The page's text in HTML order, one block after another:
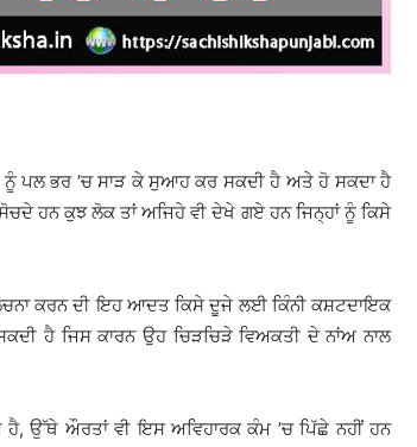
ਪਲ ਭਰ ’ਚ ਸਾੜ ਕੇ ਸੁਆਹ ਕਰ ਸਕਦੀ ਹੈ ਅਤੇ ਹੋ ਸਕਦਾ ਹੈ
ਹਨ ਕੁਝ ਲੋਕ ਤਾਂ ਅਜਿਹੇ ਵੀ ਦੇਖੇ ਗਏ ਹਨ ਜਿਨ੍ਹਾਂ ਨੂੰ ਕਿਸੇ
ਕਰਨ ਦੀ ਇਹ ਆਦਤ ਕਿਸੇ ਦੂਜੇ ਲਈ ਕਿੰਨੀ ਕਸ਼ਟਦਾਇਕ
ਹੈ ਜਿਸ ਕਾਰਨ ਉਹ ਚਿੜਚਿੜੇ ਵਿਅਕਤੀ ਦੇ ਨਾਂਅ ਨਾਲ
ਉੱਥੇ ਔਰਤਾਂ ਵੀ ਇਸ ਅਵਿਹਾਰਕ ਕੰਮ ’ਚ ਪਿੱਛੇ ਨਹੀਂ ਹਨ